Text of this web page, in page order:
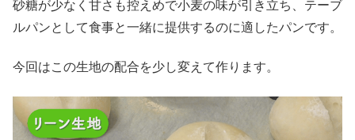
砂糖が少なく甘さも控えめで小麦の味が引き立ち、テーブ
ルパンとして食事と一緒に提供するのに適したパンです。
今回はこの生地の配合を少し変えて作ります。